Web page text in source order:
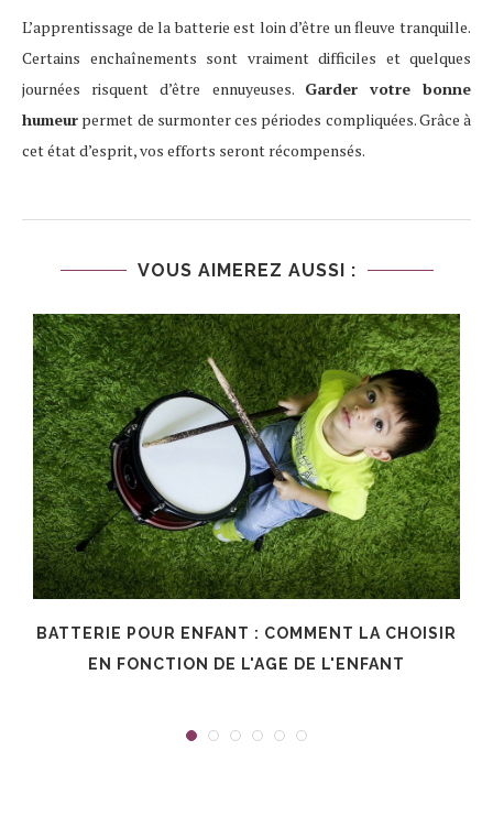
L’apprentissage de la batterie est loin d’être un fleuve tranquille.
Certains enchaînements sont vraiment difficiles et quelques
journées risquent d’être ennuyeuses. Garder votre bonne
humeur permet de surmonter ces périodes compliquées. Grâce à
cet état d’esprit, vos efforts seront récompensés.
VOUS AIMEREZ AUSSI :
BATTERIE POUR ENFANT : COMMENT LA CHOISIR
EN FONCTION DE L'AGE DE L'ENFANT